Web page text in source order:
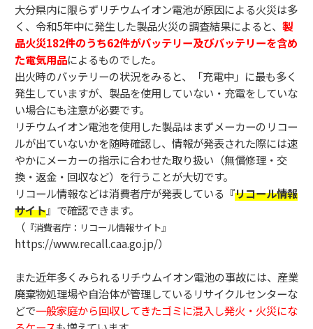
大分県内に限らずリチウムイオン電池が原因による火災は多
く、令和5年中に発生した製品火災の調査結果によると、 製
品火災182件のうち62件がバッテリー及びバッテリーを含め
た電気用品によるものでした。
出火時のバッテリーの状況をみると、「充電中」に最も多く
発生していますが、製品を使用していない・充電をしていな
い場合にも注意が必要です。
リチウムイオン電池を使用した製品はまずメーカーのリコー
ルが出ていないかを随時確認し、情報が発表された際には速
やかにメーカーの指示に合わせた取り扱い（無償修理・交
換・返金・回収など）を行うことが大切です。
リコール情報などは消費者庁が発表している『リコール情報
サイト』で確認できます。
（ 『消費者庁： リコール情報サイト』
https://www.recall.caa.go.jp/）
また近年多くみられるリチウムイオン電池の事故には、産業
廃棄物処理場や自治体が管理しているリサイクルセンターな
どで一般家庭から回収してきたゴミに混入し発火・火災にな